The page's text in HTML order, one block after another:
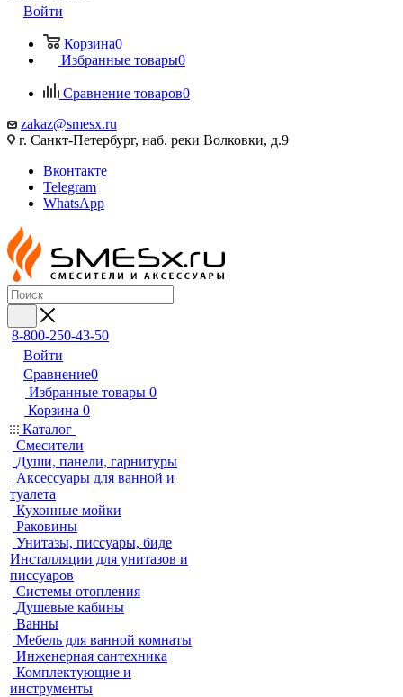
Войти
Корзина0
Избранные товары0
Сравнение товаров0
zakaz@smesx.ru
г. Санкт-Петербург, наб. реки Волковки, д.9
Вконтакте
Telegram
WhatsApp
8-800-250-43-50
Войти
Сравнение0
Избранные товары 0
Корзина 0
Каталог
Смесители
Души, панели, гарнитуры
Аксессуары для ванной и
туалета
Кухонные мойки
Раковины
Унитазы, писсуары, биде
Инсталляции для унитазов и
писсуаров
Системы отопления
Душевые кабины
Ванны
Мебель для ванной комнаты
Инженерная сантехника
Комплектующие и
инструменты